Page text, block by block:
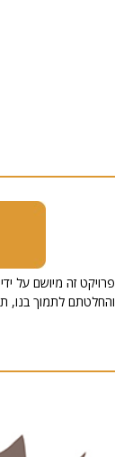
והחלטתם לתמוך בנו,